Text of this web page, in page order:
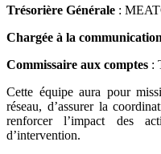
Trésorière Générale :
Chargée à la communication
Commissaire aux comptes :
Cette équipe aura pour
réseau, d’assurer la
renforcer l’impact des
d’intervention.